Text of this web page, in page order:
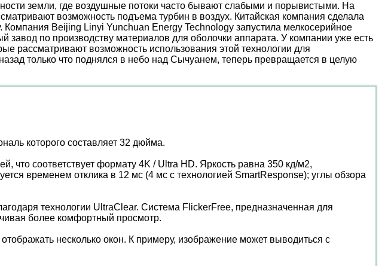
земли, где воздушные потоки часто бывают слабыми и порывистыми. На
возможность подъема турбин в воздух. Китайская компания сделала
Beijing Linyi Yunchuan Energy Technology запустила мелкосерийное
по производству материалов для оболочки аппарата. У компании уже есть
рассматривают возможность использования этой технологии для
только что поднялся в небо над Сычуанем, теперь превращается в целую
которого составляет 32 дюйма.
что соответствует формату 4K / Ultra HD. Яркость равна 350 кд/м2,
временем отклика в 12 мс (4 мс с технологией SmartResponse); углы обзора
технологии UltraClear. Система FlickerFree, предназначенная для
более комфортный просмотр.
несколько окон. К примеру, изображение может выводиться с